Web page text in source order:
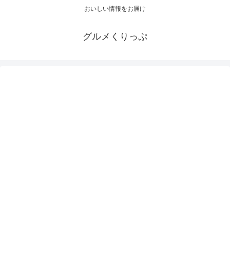
おいしい情報をお届け
グルメくりっぷ